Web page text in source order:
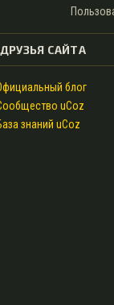
ДРУЗЬЯ САЙТА
блог
uCoz
знаний uCoz